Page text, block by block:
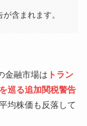
含まれます。
金融市場は トラン
巡る追加関税警告
均株価も反落して